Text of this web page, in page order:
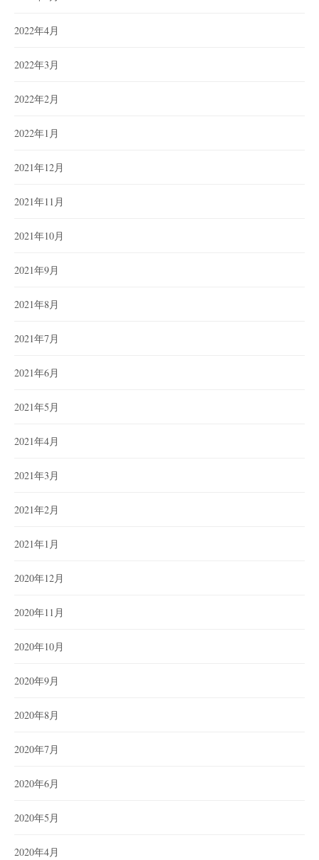
2022年4月
2022年3月
2022年2月
2022年1月
2021年12月
2021年11月
2021年10月
2021年9月
2021年8月
2021年7月
2021年6月
2021年5月
2021年4月
2021年3月
2021年2月
2021年1月
2020年12月
2020年11月
2020年10月
2020年9月
2020年8月
2020年7月
2020年6月
2020年5月
2020年4月